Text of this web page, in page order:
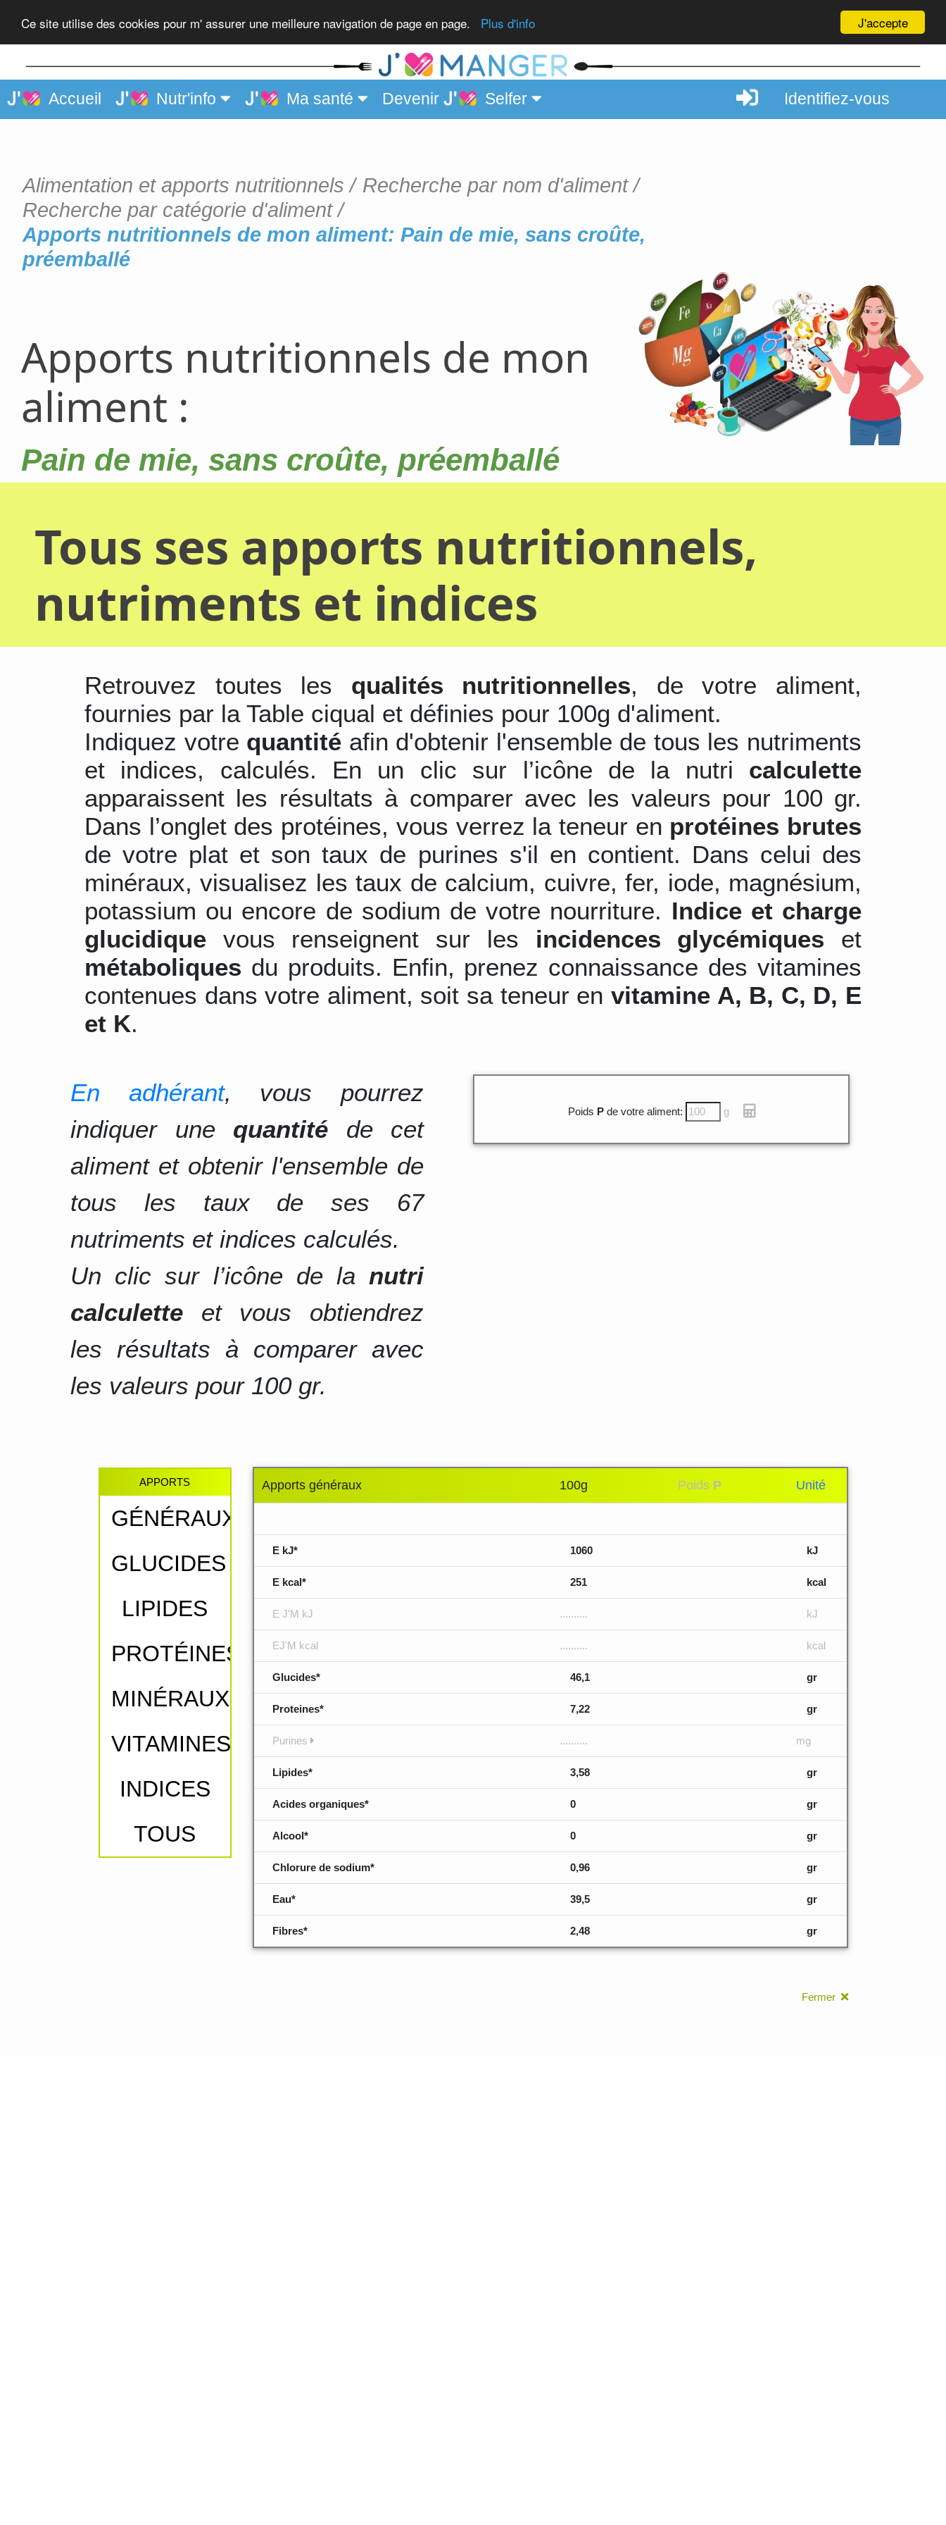
J'accepte
Ce site utilise des cookies pour m' assurer une meilleure navigation de page en page. Plus d'info
Pain de mie, sans croûte, préemballé
Accueil Nutr'info Ma santé Devenir Selfer Identifiez-vous
Alimentation et apports nutritionnels
Recherche par nom d'aliment
Recherche par catégorie d'aliment
Apports nutritionnels de mon aliment: Pain de mie, sans croûte,
préemballé
Apports nutritionnels de mon
aliment :
Pain de mie, sans croûte, préemballé
Tous ses apports nutritionnels,
nutriments et indices
Retrouvez toutes les qualités nutritionnelles, de votre aliment,
fournies par la Table ciqual et définies pour 100g d'aliment.
Indiquez votre quantité afin d'obtenir l'ensemble de tous les nutriments
et indices, calculés. En un clic sur l’icône de la nutri calculette
apparaissent les résultats à comparer avec les valeurs pour 100 gr.
Dans l’onglet des protéines, vous verrez la teneur en protéines brutes
de votre plat et son taux de purines s'il en contient. Dans celui des
minéraux, visualisez les taux de calcium, cuivre, fer, iode, magnésium,
potassium ou encore de sodium de votre nourriture. Indice et charge
glucidique vous renseignent sur les incidences glycémiques et
métaboliques du produits. Enfin, prenez connaissance des vitamines
contenues dans votre aliment, soit sa teneur en vitamine A, B, C, D, E
et K.
En adhérant, vous pourrez
indiquer une quantité de cet
aliment et obtenir l'ensemble de
tous les taux de ses 67
nutriments et indices calculés.
Un clic sur l’icône de la nutri
calculette et vous obtiendrez
les résultats à comparer avec
les valeurs pour 100 gr.
Poids Pde votre aliment: g
APPORTS
GÉNÉRAUX
GLUCIDES
LIPIDES
PROTÉINES
MINÉRAUX
VITAMINES
INDICES
TOUS
Apports généraux 100g Poids P Unité
E kJ* 1060 kJ
E kcal* 251 kcal
E J'M kJ .......... kJ
EJ'M kcal .......... kcal
Glucides* 46,1 gr
Proteines* 7,22 gr
Purines .......... mg
Lipides* 3,58 gr
Acides organiques* 0 gr
Alcool* 0 gr
Chlorure de sodium* 0,96 gr
Eau* 39,5 gr
Fibres* 2,48 gr
Fermer